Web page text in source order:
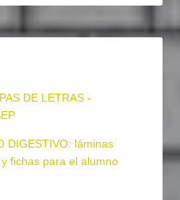
DE LETRAS -
DIGESTIVO: láminas
fichas para el alumno